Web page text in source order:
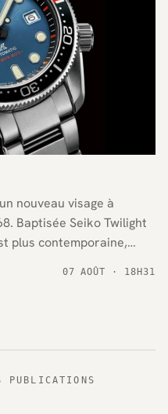
nouveau visage à
Baptisée Seiko Twilight
plus contemporaine,
07 AOÛT · 18H31
PUBLICATIONS